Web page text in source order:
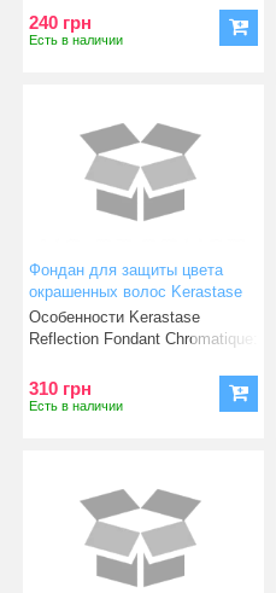
240 грн
Есть в наличии
Фондан для защиты цвета
окрашенных волос Kerastase
Reflection Fondant Chromatique
Особенности Kerastase
Reflection Fondant Chromatique:
310 грн
Есть в наличии